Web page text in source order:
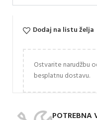
Dodaj na listu želja
Ostvarite narudžbu
besplatnu dostavu.
POTREBNA